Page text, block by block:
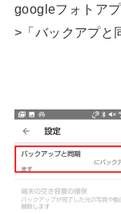
googleフォトア
>「バックアプと